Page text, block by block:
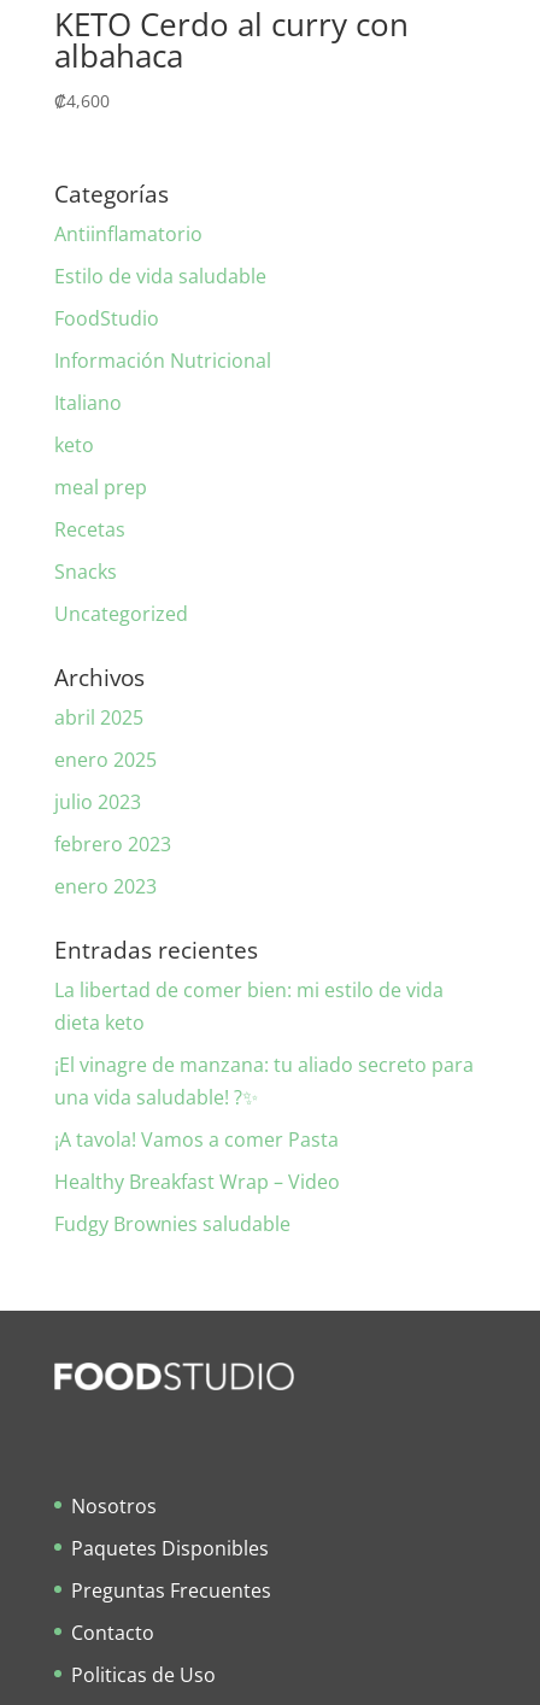
KETO Cerdo al curry con
albahaca
₡4,600
Categorías
Antiinflamatorio
Estilo de vida saludable
FoodStudio
Información Nutricional
Italiano
keto
meal prep
Recetas
Snacks
Uncategorized
Archivos
abril 2025
enero 2025
julio 2023
febrero 2023
enero 2023
Entradas recientes
La libertad de comer bien: mi estilo de vida
dieta keto
¡El vinagre de manzana: tu aliado secreto para
una vida saludable! ?✨
¡A tavola! Vamos a comer Pasta
Healthy Breakfast Wrap – Video
Fudgy Brownies saludable
Nosotros
Paquetes Disponibles
Preguntas Frecuentes
Contacto
Politicas de Uso